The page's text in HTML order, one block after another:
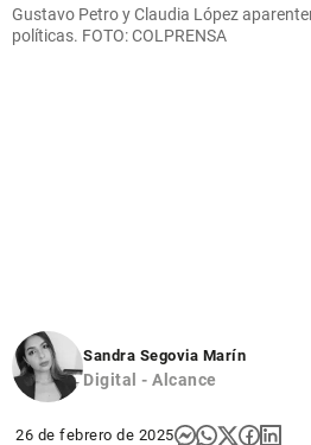
Gustavo Petro y Claudia López
políticas. FOTO: COLPRENSA
Sandra Segovia Marín
Digital - Alcance
26 de febrero de 2025